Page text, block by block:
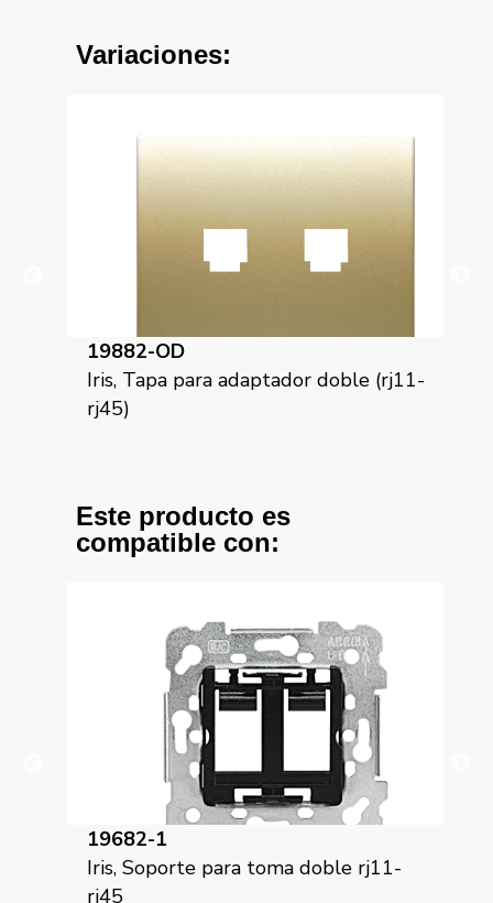
Variaciones:
19882-OD
Iris, Tapa para adaptador doble (rj11-
rj45)
Este producto es
compatible con:
19682-1
Iris, Soporte para toma doble rj11-
rj45